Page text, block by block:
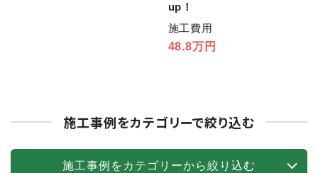
up！
施工費用
48.8万円
施工事例をカテゴリーで絞り込む
施工事例をカテゴリーから絞り込む